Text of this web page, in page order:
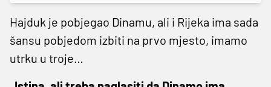
Hajduk je pobjegao Dinamu, ali i Rijeka ima sada
šansu pobjedom izbiti na prvo mjesto, imamo
utrku u troje…